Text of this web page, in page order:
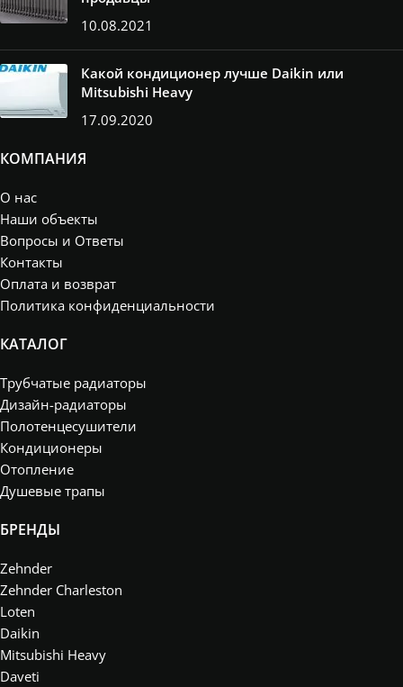
10.08.2021
Какой кондиционер лучше Daikin или
Mitsubishi Heavy
17.09.2020
КОМПАНИЯ
О нас
Наши объекты
Вопросы и Ответы
Контакты
Оплата и возврат
Политика конфиденциальности
КАТАЛОГ
Трубчатые радиаторы
Дизайн-радиаторы
Полотенцесушители
Кондиционеры
Отопление
Душевые трапы
БРЕНДЫ
Zehnder
Zehnder Charleston
Loten
Daikin
Mitsubishi Heavy
Daveti